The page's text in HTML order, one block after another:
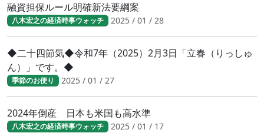
融資担保ルール明確新法要綱案
八木宏之の経済時事ウォッチ 2025 / 01 / 28
◆二十四節気◆令和7年（2025）2月3日「立春（りっしゅ
ん）」です。◆
季節のお便り 2025 / 01 / 27
2024年倒産 日本も米国も高水準
八木宏之の経済時事ウォッチ 2025 / 01 / 17